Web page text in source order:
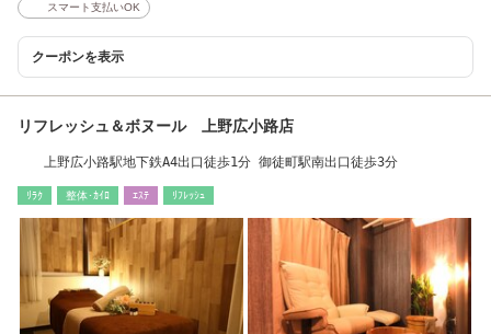
スマート支払いOK
クーポンを表示
リフレッシュ＆ボヌール 上野広小路店
上野広小路駅地下鉄A4出口徒歩1分 御徒町駅南出口徒歩3分
ﾘﾗｸ 整体･ｶｲﾛ ｴｽﾃ ﾘﾌﾚｯｼｭ